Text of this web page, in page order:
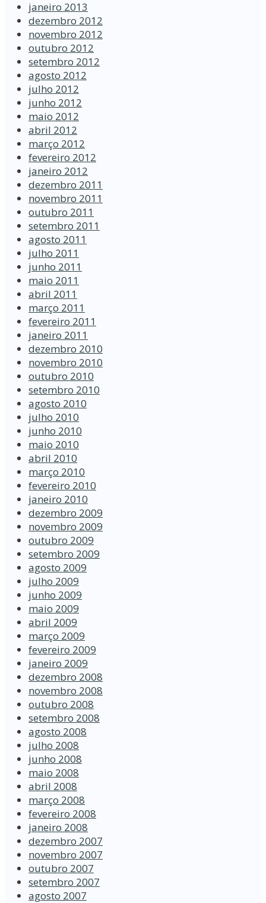
janeiro 2013
dezembro 2012
novembro 2012
outubro 2012
setembro 2012
agosto 2012
julho 2012
junho 2012
maio 2012
abril 2012
março 2012
fevereiro 2012
janeiro 2012
dezembro 2011
novembro 2011
outubro 2011
setembro 2011
agosto 2011
julho 2011
junho 2011
maio 2011
abril 2011
março 2011
fevereiro 2011
janeiro 2011
dezembro 2010
novembro 2010
outubro 2010
setembro 2010
agosto 2010
julho 2010
junho 2010
maio 2010
abril 2010
março 2010
fevereiro 2010
janeiro 2010
dezembro 2009
novembro 2009
outubro 2009
setembro 2009
agosto 2009
julho 2009
junho 2009
maio 2009
abril 2009
março 2009
fevereiro 2009
janeiro 2009
dezembro 2008
novembro 2008
outubro 2008
setembro 2008
agosto 2008
julho 2008
junho 2008
maio 2008
abril 2008
março 2008
fevereiro 2008
janeiro 2008
dezembro 2007
novembro 2007
outubro 2007
setembro 2007
agosto 2007